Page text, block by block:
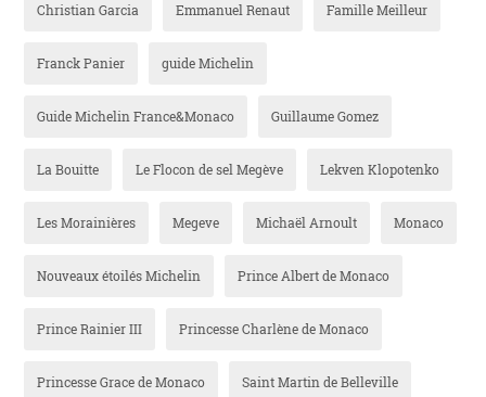
Christian Garcia Emmanuel Renaut Famille Meilleur
Franck Panier guide Michelin
Guide Michelin France&Monaco Guillaume Gomez
La Bouitte Le Flocon de sel Megève Lekven Klopotenko
Les Morainières Megeve Michaël Arnoult Monaco
Nouveaux étoilés Michelin Prince Albert de Monaco
Prince Rainier III Princesse Charlène de Monaco
Princesse Grace de Monaco Saint Martin de Belleville